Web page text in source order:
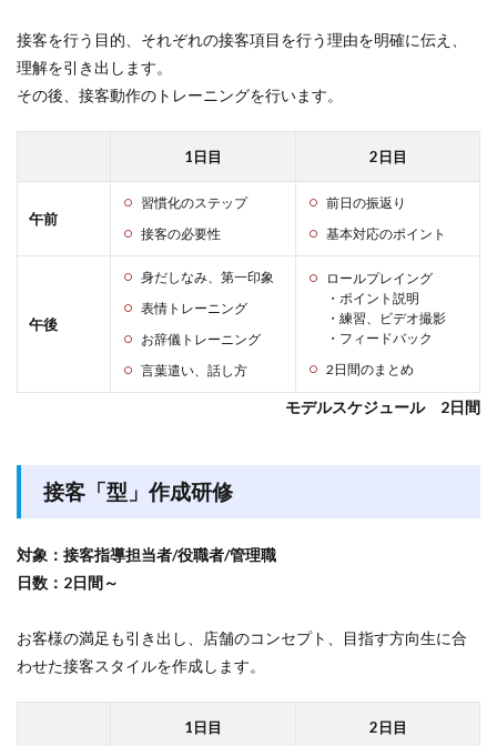
接客を行う目的、それぞれの接客項目を行う理由を明確に伝え、
理解を引き出します。
その後、接客動作のトレーニングを行います。
1日目 2日目
午前
習慣化のステップ
接客の必要性
前日の振返り
基本対応のポイント
午後
身だしなみ、第一印象
表情トレーニング
お辞儀トレーニング
言葉遣い、話し方
ロールプレイング
・ポイント説明
・練習、ビデオ撮影
・フィードバック
2日間のまとめ
モデルスケジュール 2日間
接客「型」作成研修
対象：接客指導担当者/役職者/管理職
日数：2日間～
お客様の満足も引き出し、店舗のコンセプト、目指す方向生に合
わせた接客スタイルを作成します。
1日目 2日目